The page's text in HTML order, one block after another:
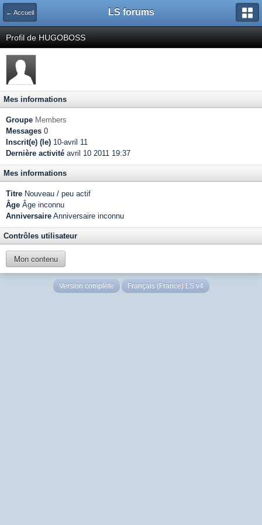
← Accueil LS forums
Profil de HUGOBOSS
Mes informations
Groupe Members
Messages 0
Inscrit(e) (le) 10-avril 11
Dernière activité avril 10 2011 19:37
Mes informations
Titre Nouveau / peu actif
Âge Âge inconnu
Anniversaire Anniversaire inconnu
Contrôles utilisateur
Mon contenu
Version complète Français (France) LS v4